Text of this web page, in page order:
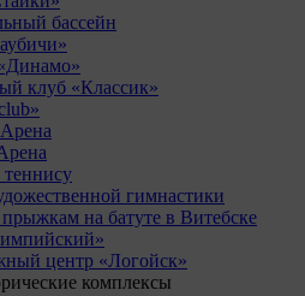
бассейн
клуб «Классик»
гимнастики
на батуте в Витебске
центр «Логойск»
комплексы